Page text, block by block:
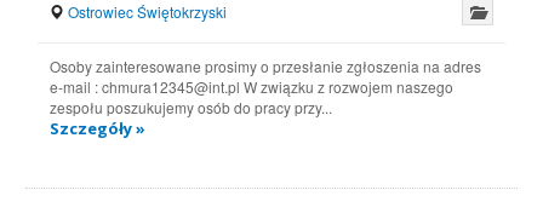
Ostrowiec Świętokrzyski
Osoby zainteresowane prosimy o przesłanie zgłoszenia na adres
e-mail : chmura12345@int.pl W związku z rozwojem naszego
zespołu poszukujemy osób do pracy przy...
Szczegóły »